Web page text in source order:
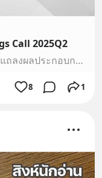
Call 2025Q2
บริษัท แอลทีเอ็มเอช จำกัด (มหาชน) แถลงผลประกอบการไตรมาส 2 ปี 2025
8 1